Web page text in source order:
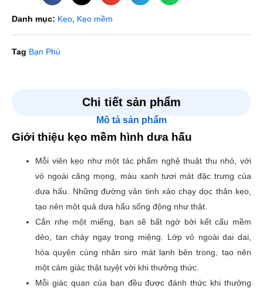
Danh mục: Kẹo Kẹo mềm
Tag Bạn Phú
Chi tiết sản phẩm
Mô tả sản phẩm
Giới thiệu kẹo mềm hình dưa hấu
Mỗi viên kẹo như một tác phẩm nghệ thuật thu nhỏ, với
vỏ ngoài căng mọng, màu xanh tươi mát đặc trưng của
dưa hấu. Những đường vân tinh xảo chạy dọc thân kẹo,
tạo nên một quả dưa hấu sống động như thật.
Cắn nhẹ một miếng, bạn sẽ bất ngờ bởi kết cấu mềm
dẻo, tan chảy ngay trong miệng. Lớp vỏ ngoài dai dai,
hòa quyện cùng nhân siro mát lạnh bên trong, tạo nên
một cảm giác thật tuyệt vời khi thưởng thức.
Mỗi giác quan của bạn đều được đánh thức khi thưởng
Chưa có đánh giá nào.
Email của bạn sẽ không được hiển thị công khai. Các
trường bắt buộc được đánh dấu*
Đánh giá của bạn*